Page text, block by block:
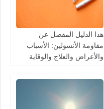
هذا الدليل المفصل عن
مقاومة الأنسولين: الأسباب
والأعراض والعلاج والوقاية